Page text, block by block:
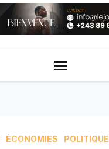
ÉCONOMIES POLITIQUE